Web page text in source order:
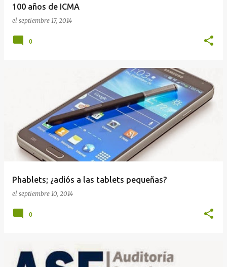
100 años de ICMA
el septiembre 17, 2014
0
Phablets; ¿adiós a las tablets pequeñas?
el septiembre 10, 2014
0